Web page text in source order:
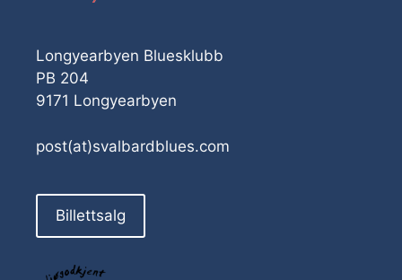
Longyearbyen Bluesklubb
PB 204
9171 Longyearbyen
post(at)svalbardblues.com
Billettsalg